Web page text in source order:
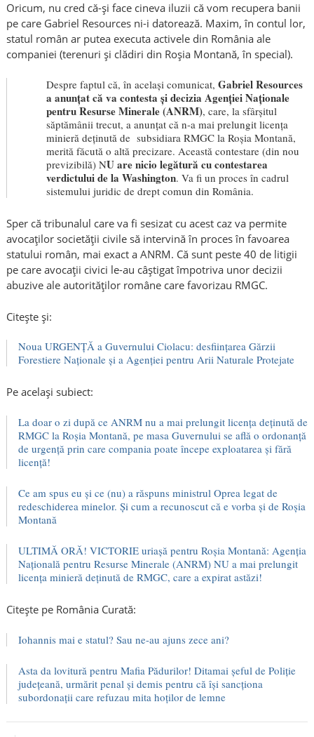
Oricum, nu cred că-și face cineva iluzii că vom recupera banii
pe care Gabriel Resources ni-i datorează. Maxim, în contul lor,
statul român ar putea executa activele din România ale
companiei (terenuri și clădiri din Roșia Montană, în special).
Despre faptul că, în același comunicat,Gabriel Resources
a anunțat că va contesta și decizia Agenției Naționale
pentru Resurse Minerale (ANRM), care, la sfârșitul
săptămânii trecut, a anunțat că n-a mai prelungit licența
minieră deținută de subsidiara RMGC la Roșia Montană,
merită făcută o altă precizare. Această contestare (din nou
previzibilă) NU are nicio legătură cu contestarea
verdictului de la Washington. Va fi un proces în cadrul
sistemului juridic de drept comun din România.
Sper că tribunalul care va fi sesizat cu acest caz va permite
avocaților societății civile să intervină în proces în favoarea
statului român, mai exact a ANRM. Că sunt peste 40 de litigii
pe care avocații civici le-au câștigat împotriva unor decizii
abuzive ale autorităților române care favorizau RMGC.
Citește și:
Noua URGENȚĂ a Guvernului Ciolacu: desființarea Gărzii
Forestiere Naționale și a Agenției pentru Arii Naturale Protejate
Pe același subiect:
La doar o zi după ce ANRM nu a mai prelungit licența deținută de
RMGC la Roșia Montană, pe masa Guvernului se află o ordonanță
de urgență prin care compania poate începe exploatarea și fără
licență!
Ce am spus eu și ce (nu) a răspuns ministrul Oprea legat de
redeschiderea minelor. Și cum a recunoscut că e vorba și de Roșia
Montană
ULTIMĂ ORĂ! VICTORIE uriașă pentru Roșia Montană: Agenția
Națională pentru Resurse Minerale (ANRM) NU a mai prelungit
licența minieră deținută de RMGC, care a expirat astăzi!
Citește pe România Curată:
Iohannis mai e statul? Sau ne-au ajuns zece ani?
Asta da lovitură pentru Mafia Pădurilor! Ditamai șeful de Poliție
județeană, urmărit penal și demis pentru că își sancționa
subordonații care refuzau mita hoților de lemne